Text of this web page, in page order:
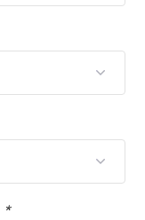
*